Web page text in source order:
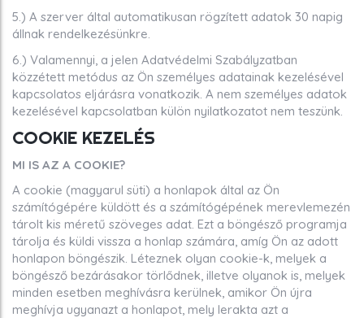
5.) A szerver által automatikusan rögzített adatok 30 napig
állnak rendelkezésünkre.
6.) Valamennyi, a jelen Adatvédelmi Szabályzatban
közzétett metódus az Ön személyes adatainak kezelésével
kapcsolatos eljárásra vonatkozik. A nem személyes adatok
kezelésével kapcsolatban külön nyilatkozatot nem teszünk.
COOKIE KEZELÉS
MI IS AZ A COOKIE?
A cookie (magyarul süti) a honlapok által az Ön
számítógépére küldött és a számítógépének merevlemezén
tárolt kis méretű szöveges adat. Ezt a böngésző programja
tárolja és küldi vissza a honlap számára, amíg Ön az adott
honlapon böngészik. Léteznek olyan cookie-k, melyek a
böngésző bezárásakor törlődnek, illetve olyanok is, melyek
minden esetben meghívásra kerülnek, amikor Ön újra
meghívja ugyanazt a honlapot, mely lerakta azt a